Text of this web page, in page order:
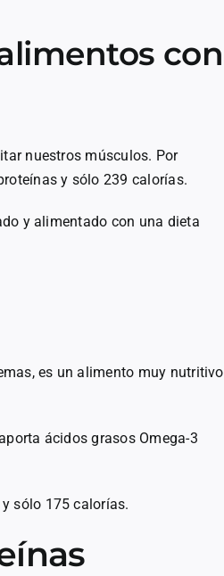
con
nuestros músculos. Por
y sólo 239 calorías.
y alimentado con una dieta
es un alimento muy nutritivo
ácidos grasos Omega-3
sólo 175 calorías.